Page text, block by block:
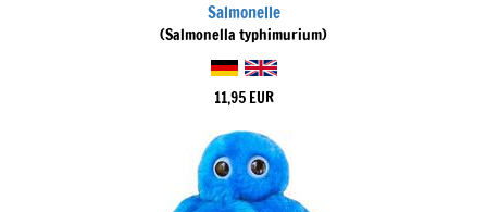
Salmonelle
(Salmonella typhimurium)
11,95 EUR